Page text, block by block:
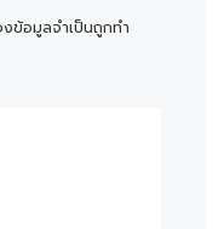
ข้อมูลจำเป็นถูกทำ